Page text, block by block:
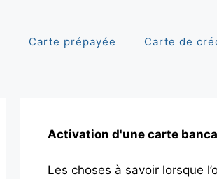
Carte prépayée Carte de
Activation d'une carte
Les choses à savoir lorsque